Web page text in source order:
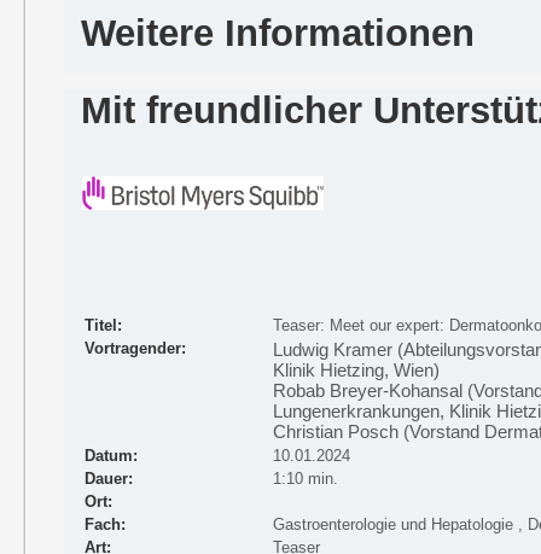
Weitere Informationen
Mit freundlicher
Titel:
Teaser: Meet our expert:
Vortragender:
Ludwig Kramer
Klinik Hietzing, Wien)
Robab Breyer-Kohansal
Lungenerkrankungen, Klinik
Christian Posch (Vorstand
Datum:
10.01.2024
Dauer:
1:10 min.
Ort:
Fach:
Gastroenterologie und Hepatologie ,
Art:
Teaser